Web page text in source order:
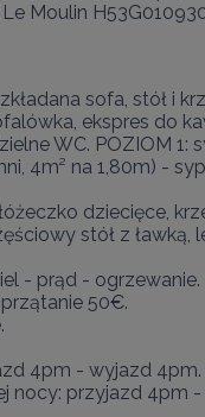
Moulin
sofa, stół i
ekspres do
WC. POZIOM 1:
4m² na 1,80m) -
dziecięce,
stół z ławką,
- prąd - ogrzewanie.
50€.
4pm - wyjazd 4pm.
nocy: przyjazd 4pm -